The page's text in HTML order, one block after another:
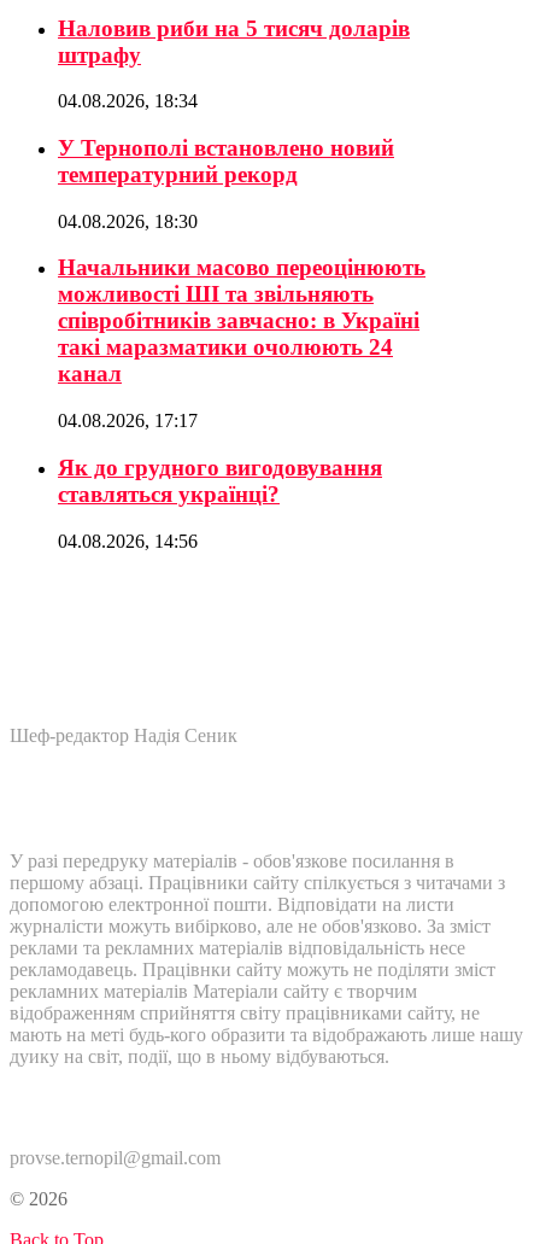
Наловив риби на 5 тисяч доларів
штрафу
04.08.2026, 18:34
У Тернополі встановлено новий
температурний рекорд
04.08.2026, 18:30
Начальники масово переоцінюють
можливості ШІ та звільняють
співробітників завчасно: в Україні
такі маразматики очолюють 24
канал
04.08.2026, 17:17
Як до грудного вигодовування
ставляться українці?
04.08.2026, 14:56
Шеф-редактор Надія Сеник
У разі передруку матеріалів - обов'язкове посилання в
першому абзаці. Працівники сайту спілкується з читачами з
допомогою електронної пошти. Відповідати на листи
журналісти можуть вибірково, але не обов'язково. За зміст
реклами та рекламних матеріалів відповідальність несе
рекламодавець. Працівнки сайту можуть не поділяти зміст
рекламних матеріалів Матеріали сайту є творчим
відображенням сприйняття світу працівниками сайту, не
мають на меті будь-кого образити та відображають лише нашу
дуику на світ, події, що в ньому відбуваються.
provse.ternopil@gmail.com
© 2026